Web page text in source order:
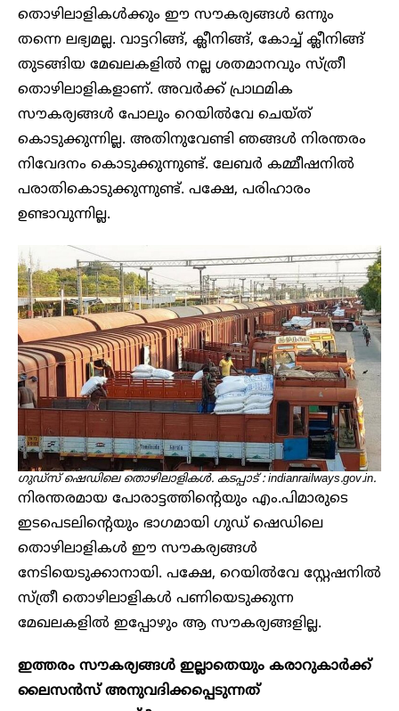
തൊഴിലാളികൾക്കും ഈ സൗകര്യങ്ങൾ ഒന്നും
തന്നെ ലഭ്യമല്ല. വാട്ടറിങ്ങ്, ക്ലീനിങ്ങ്, കോച്ച് ക്ലീനിങ്ങ്
തുടങ്ങിയ മേഖലകളിൽ നല്ല ശതമാനവും സ്ത്രീ
തൊഴിലാളികളാണ്. അവർക്ക് പ്രാഥമിക
സൗകര്യങ്ങൾ പോലും റെയിൽവേ ചെയ്ത്
കൊടുക്കുന്നില്ല. അതിനുവേണ്ടി ഞങ്ങൾ നിരന്തരം
നിവേദനം കൊടുക്കുന്നുണ്ട്. ലേബർ കമ്മീഷനിൽ
പരാതികൊടുക്കുന്നുണ്ട്. പക്ഷേ, പരിഹാരം
ഉണ്ടാവുന്നില്ല.
ഗുഡ്സ് ഷെഡിലെ തൊഴിലാളികൾ. കടപ്പാട് : indianrailways.gov.in.
നിരന്തരമായ പോരാട്ടത്തിന്റെയും എം.പിമാരുടെ
ഇടപെടലിന്റെയും ഭാഗമായി ഗുഡ് ഷെഡിലെ
തൊഴിലാളികൾ ഈ സൗകര്യങ്ങൾ
നേടിയെടുക്കാനായി. പക്ഷേ, റെയിൽവേ സ്റ്റേഷനിൽ
സ്ത്രീ തൊഴിലാളികൾ പണിയെടുക്കുന്ന
മേഖലകളിൽ ഇപ്പോഴും ആ സൗകര്യങ്ങളില്ല.
ഇത്തരം സൗകര്യങ്ങൾ ഇല്ലാതെയും കരാറുകാർക്ക്
ലൈസൻസ് അനുവദിക്കപ്പെടുന്നത്